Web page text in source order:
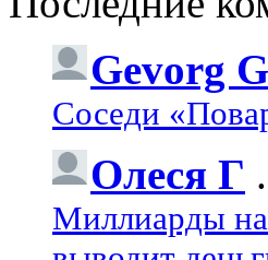
Gevorg
Соседи
Олеся Г
Миллиарды